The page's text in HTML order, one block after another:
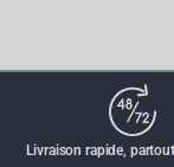
Livraison rapide,